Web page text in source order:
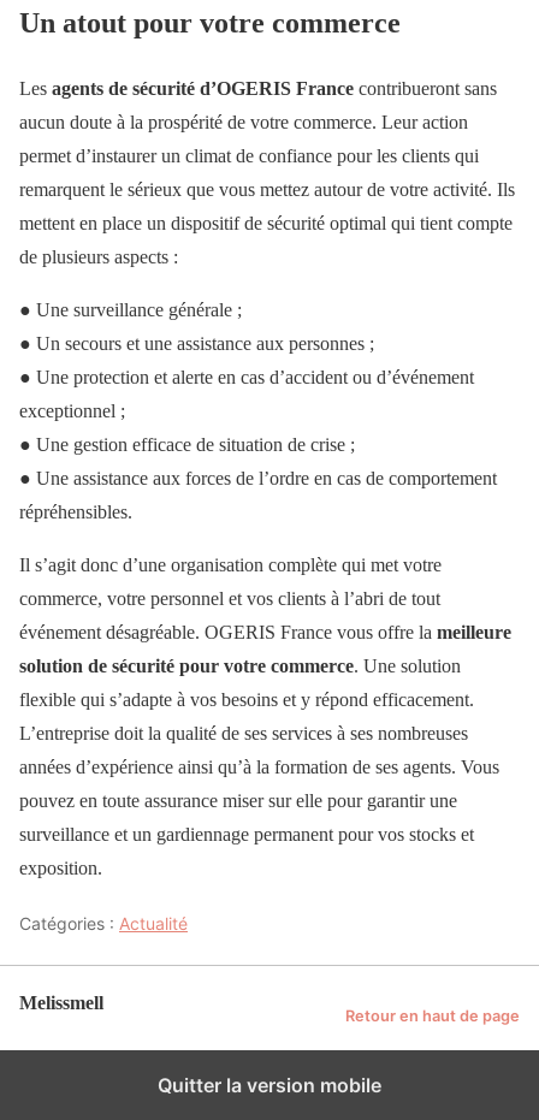
Un atout pour votre commerce
Les agents de sécurité d’OGERIS France contribueront sans
aucun doute à la prospérité de votre commerce. Leur action
permet d’instaurer un climat de confiance pour les clients qui
remarquent le sérieux que vous mettez autour de votre activité. Ils
mettent en place un dispositif de sécurité optimal qui tient compte
de plusieurs aspects :
● Une surveillance générale ;
● Un secours et une assistance aux personnes ;
● Une protection et alerte en cas d’accident ou d’événement
exceptionnel ;
● Une gestion efficace de situation de crise ;
● Une assistance aux forces de l’ordre en cas de comportement
répréhensibles.
Il s’agit donc d’une organisation complète qui met votre
commerce, votre personnel et vos clients à l’abri de tout
événement désagréable. OGERIS France vous offre la meilleure
solution de sécurité pour votre commerce. Une solution
flexible qui s’adapte à vos besoins et y répond efficacement.
L’entreprise doit la qualité de ses services à ses nombreuses
années d’expérience ainsi qu’à la formation de ses agents. Vous
pouvez en toute assurance miser sur elle pour garantir une
surveillance et un gardiennage permanent pour vos stocks et
exposition.
Catégories : Actualité
Melissmell
Retour en haut de page
Quitter la version mobile